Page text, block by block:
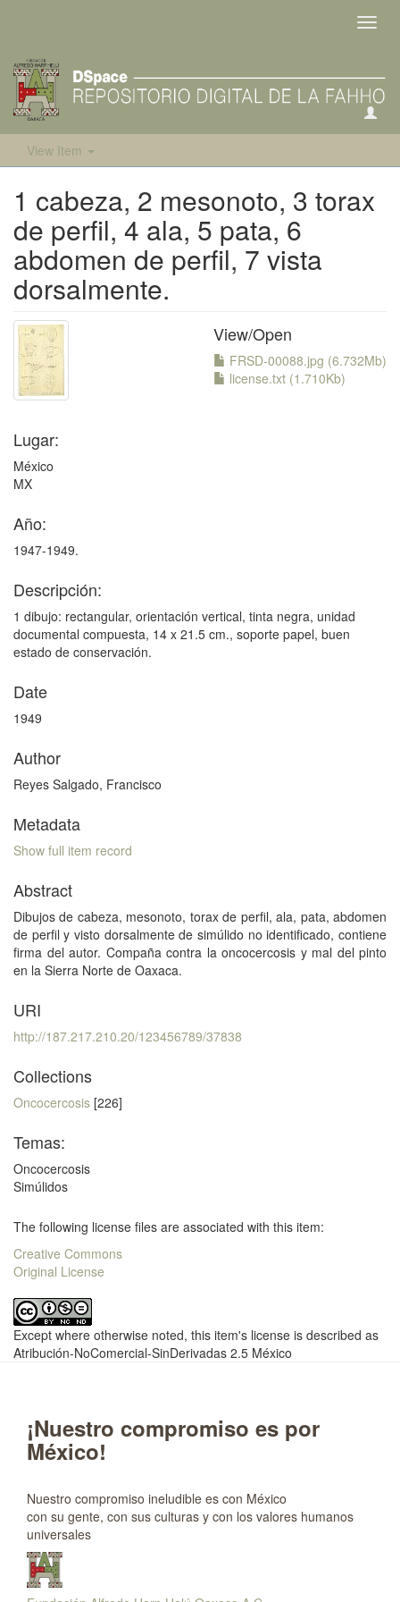
View Item
1 cabeza, 2 mesonoto, 3 torax
de perfil, 4 ala, 5 pata, 6
abdomen de perfil, 7 vista
dorsalmente.
View/Open
FRSD-00088.jpg (6.732Mb)
license.txt (1.710Kb)
Lugar:
México
MX
Año:
1947-1949.
Descripción:
1 dibujo: rectangular, orientación vertical, tinta negra, unidad
documental compuesta, 14 x 21.5 cm., soporte papel, buen
estado de conservación.
Date
1949
Author
Reyes Salgado, Francisco
Metadata
Show full item record
Abstract
Dibujos de cabeza, mesonoto, torax de perfil, ala, pata, abdomen
de perfil y visto dorsalmente de simúlido no identificado, contiene
firma del autor. Compaña contra la oncocercosis y mal del pinto
en la Sierra Norte de Oaxaca.
URI
http://187.217.210.20/123456789/37838
Collections
Oncocercosis [226]
Temas:
Oncocercosis
Simúlidos
The following license files are associated with this item:
Creative Commons
Original License
Except where otherwise noted, this item's license is described as
Atribución-NoComercial-SinDerivadas 2.5 México
¡Nuestro compromiso es por
México!
Nuestro compromiso ineludible es con México
con su gente, con sus culturas y con los valores humanos
universales